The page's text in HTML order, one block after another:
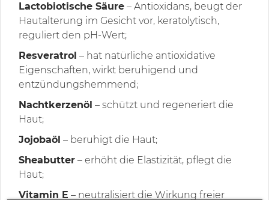
Lactobiotische Säure – Antioxidans, beugt der
Hautalterung im Gesicht vor, keratolytisch,
reguliert den pH-Wert;
Resveratrol – hat natürliche antioxidative
Eigenschaften, wirkt beruhigend und
entzündungshemmend;
Nachtkerzenöl – schützt und regeneriert die
Haut;
Jojobaöl – beruhigt die Haut;
Sheabutter – erhöht die Elastizität, pflegt die
Haut;
Vitamin E – neutralisiert die Wirkung freier